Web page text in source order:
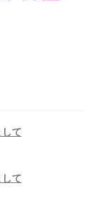
て
て